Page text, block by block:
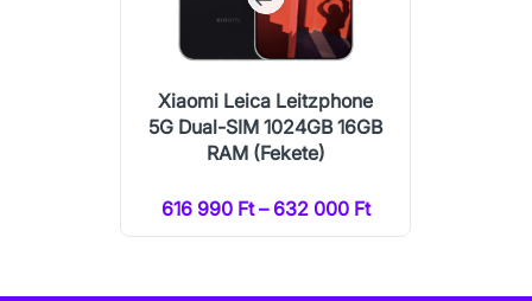
Xiaomi Leica Leitzphone
5G Dual-SIM 1024GB 16GB
RAM (Fekete)
616 990 Ft – 632 000 Ft